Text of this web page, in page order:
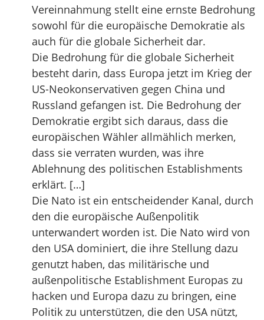
Vereinnahmung stellt eine ernste Bedrohung
sowohl für die europäische Demokratie als
auch für die globale Sicherheit dar.
Die Bedrohung für die globale Sicherheit
besteht darin, dass Europa jetzt im Krieg der
US-Neokonservativen gegen China und
Russland gefangen ist. Die Bedrohung der
Demokratie ergibt sich daraus, dass die
europäischen Wähler allmählich merken,
dass sie verraten wurden, was ihre
Ablehnung des politischen Establishments
erklärt. […]
Die Nato ist ein entscheidender Kanal, durch
den die europäische Außenpolitik
unterwandert worden ist. Die Nato wird von
den USA dominiert, die ihre Stellung dazu
genutzt haben, das militärische und
außenpolitische Establishment Europas zu
hacken und Europa dazu zu bringen, eine
Politik zu unterstützen, die den USA nützt,